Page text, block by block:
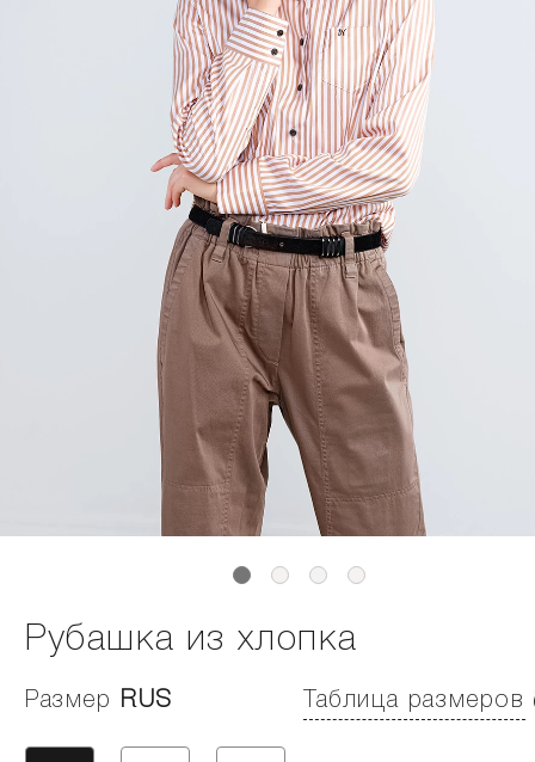
Рубашка из хлопка
Размер RUS Таблица размеров